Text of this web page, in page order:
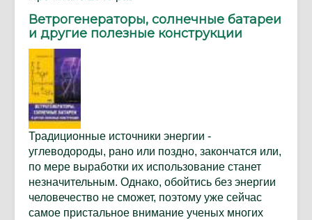
Ветрогенераторы, солнечные батареи
и другие полезные конструкции
Традиционные источники энергии -
углеводороды, рано или поздно, закончатся или,
по мере выработки их использование станет
незначительным. Однако, обойтись без энергии
человечество не сможет, поэтому уже сейчас
самое пристальное внимание ученых многих